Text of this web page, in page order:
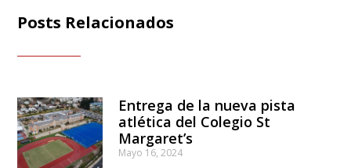
Posts Relacionados
Entrega de la nueva pista
atlética del Colegio St
Margaret’s
Mayo 16, 2024